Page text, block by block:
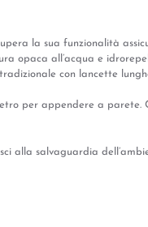
la sua funzionalità
opaca all’acqua e
tradizionale con lancette
per appendere a parete.
alla salvaguardia